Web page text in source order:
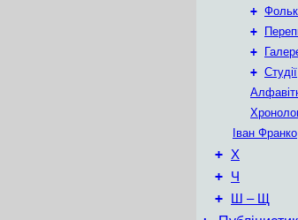
+
+
+
+ Студії
Іван Франко
+ Х
+ Ч
+ Ш – Щ